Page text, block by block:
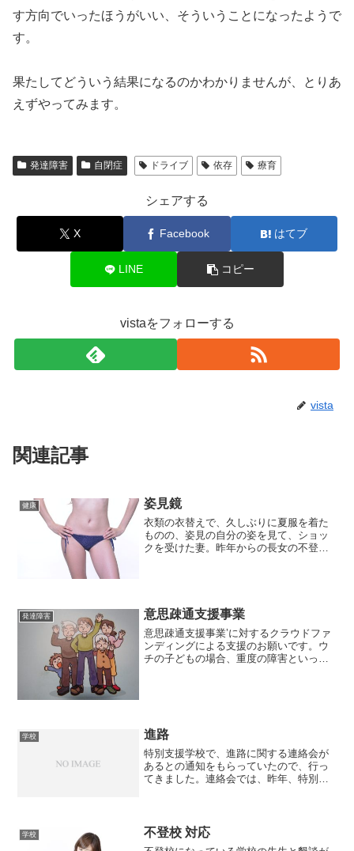
す方向でいったほうがいい、そういうことになったようで
す。
果たしてどういう結果になるのかわかりませんが、とりあ
えずやってみます。
発達障害 自閉症 ドライブ 依存 療育
シェアする
X Facebook はてブ
LINE コピー
vistaをフォローする
vista
関連記事
健康 姿見鏡
衣類の衣替えで、久しぶりに夏服を着た
ものの、姿見の自分の姿を見て、ショッ
クを受けた妻。昨年からの長女の不登校
発達障害 意思疎通支援事業
意思疎通支援事業’に対するクラウドファ
ンディングによる支援のお願いです。ウ
チの子どもの場合、重度の障害といって
学校 進路
特別支援学校で、進路に関する連絡会が
あるとの通知をもらっていたので、行っ
てきました。連絡会では、昨年、特別支
別支援学校の高等部では、...
学校 不登校 対応